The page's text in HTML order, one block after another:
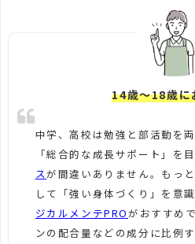
14歳～18歳に
中学、高校は勉強と部活動を
「総合的な成長サポート」を
スが間違いありません。もっ
して「強い身体づくり」を意
ジカルメンテPROがおすすめ
ンの配合量などの成分に比例